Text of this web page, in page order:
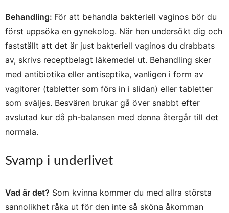
Behandling: För att behandla bakteriell vaginos bör du
först uppsöka en gynekolog. När hen undersökt dig och
fastställt att det är just bakteriell vaginos du drabbats
av, skrivs receptbelagt läkemedel ut. Behandling sker
med antibiotika eller antiseptika, vanligen i form av
vagitorer (tabletter som förs in i slidan) eller tabletter
som sväljes. Besvären brukar gå över snabbt efter
avslutad kur då ph-balansen med denna återgår till det
normala.
Svamp i underlivet
Vad är det? Som kvinna kommer du med allra största
sannolikhet råka ut för den inte så sköna åkomman